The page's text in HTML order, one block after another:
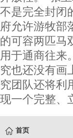
不是完全封闭
府允许游牧部
的可容两匹马
用于通商往
究也还没有画
究团队还将利
现一个完整、
首页